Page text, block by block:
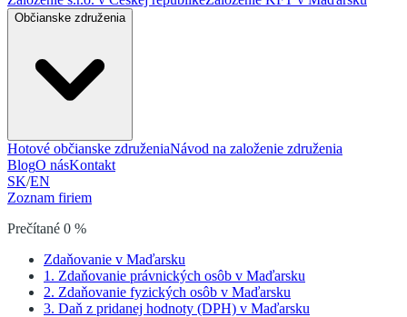
Občianske združenia
Hotové občianske združeniaNávod na založenie združenia
BlogO násKontakt
SK/EN
Zoznam firiem
Prečítané 0 %
Zdaňovanie v Maďarsku
1. Zdaňovanie právnických osôb v Maďarsku
2. Zdaňovanie fyzických osôb v Maďarsku
3. Daň z pridanej hodnoty (DPH) v Maďarsku